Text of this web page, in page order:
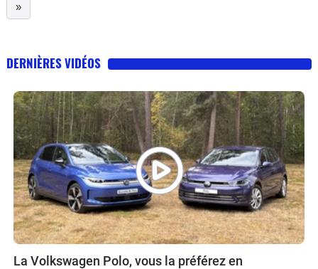
»
DERNIÈRES VIDÉOS
La Volkswagen Polo, vous la préférez en